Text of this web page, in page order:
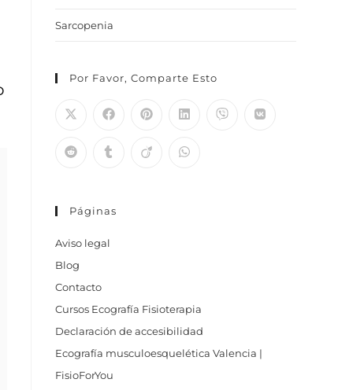
Sarcopenia
Por Favor, Comparte Esto
Páginas
Aviso legal
Blog
Contacto
Cursos Ecografía Fisioterapia
Declaración de accesibilidad
Ecografía musculoesquelética Valencia |
FisioForYou